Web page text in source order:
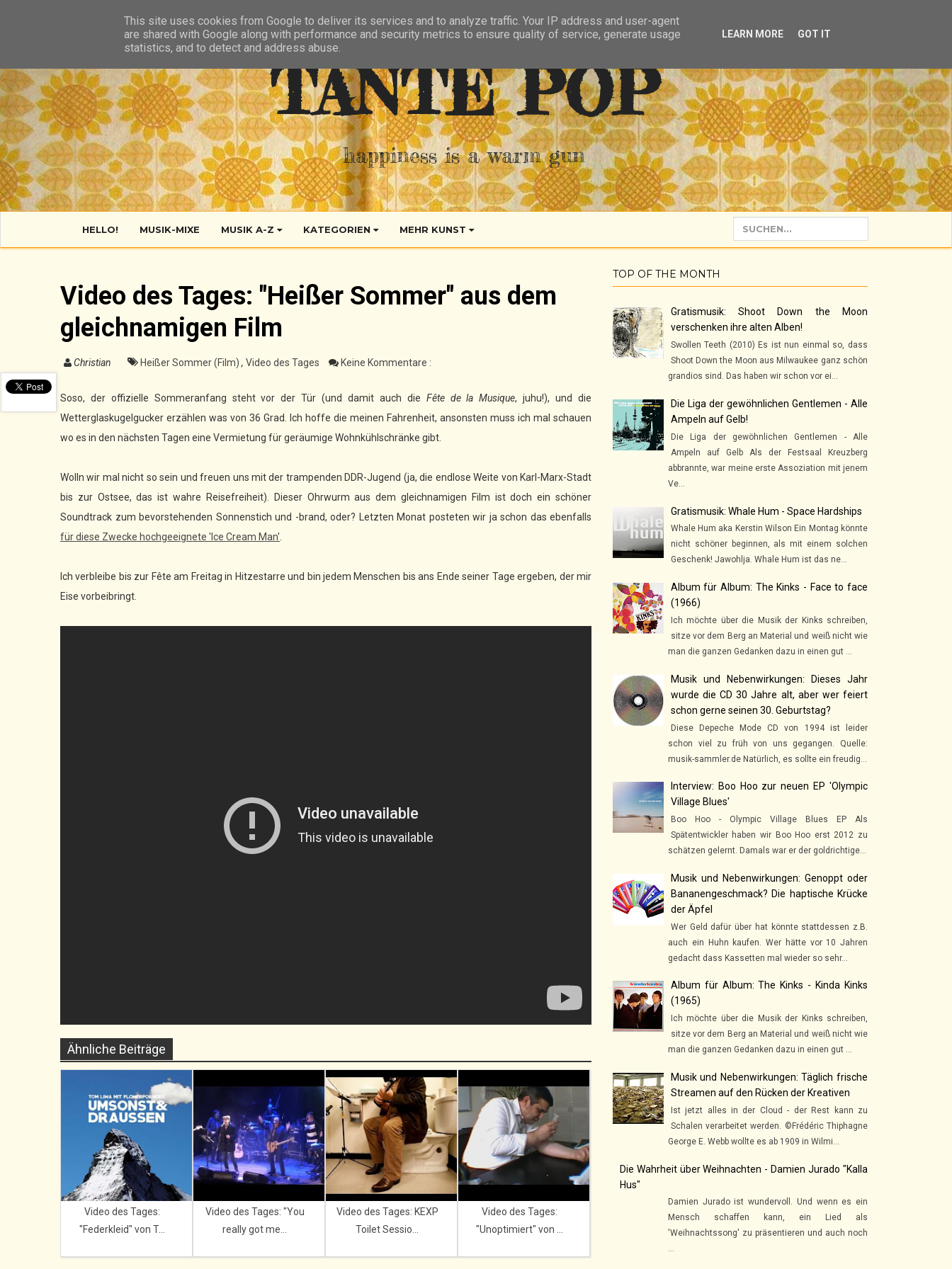
TANTE POP
happiness is a warm gun
HELLO! MUSIK-MIXE MUSIK A-Z KATEGORIEN MEHR KUNST
Video des Tages: "Heißer Sommer" aus dem
gleichnamigen Film
Christian Heißer Sommer (Film) , Video des Tages Keine Kommentare :
Soso, der offizielle Sommeranfang steht vor der Tür (und damit auch die Fête de la Musique, juhu!), und die
Wetterglaskugelgucker erzählen was von 36 Grad. Ich hoffe die meinen Fahrenheit, ansonsten muss ich mal schauen
wo es in den nächsten Tagen eine Vermietung für geräumige Wohnkühlschränke gibt.
Wolln wir mal nicht so sein und freuen uns mit der trampenden DDR-Jugend (ja, die endlose Weite von Karl-Marx-Stadt
bis zur Ostsee, das ist wahre Reisefreiheit). Dieser Ohrwurm aus dem gleichnamigen Film ist doch ein schöner
Soundtrack zum bevorstehenden Sonnenstich und -brand, oder? Letzten Monat posteten wir ja schon das ebenfalls
für diese Zwecke hochgeeignete 'Ice Cream Man'
Ich verbleibe bis zur Fête am Freitag in Hitzestarre und bin jedem Menschen bis ans Ende seiner Tage ergeben, der mir
Eise vorbeibringt.
Ähnliche Beiträge
Video des Tages:
"Federkleid" von T...
Video des Tages: "You
really got me...
Video des Tages: KEXP
Toilet Sessio...
Video des Tages:
"Unoptimiert" von ...
TOP OF THE MONTH
Gratismusik: Shoot Down the Moon
verschenken ihre alten Alben!
Swollen Teeth (2010) Es ist nun einmal so, dass
Shoot Down the Moon aus Milwaukee ganz schön
grandios sind. Das haben wir schon vor ei...
Die Liga der gewöhnlichen Gentlemen - Alle
Ampeln auf Gelb!
Die Liga der gewöhnlichen Gentlemen - Alle
Ampeln auf Gelb Als der Festsaal Kreuzberg
abbrannte, war meine erste Assoziation mit jenem
Ve...
Gratismusik: Whale Hum - Space Hardships
Whale Hum aka Kerstin Wilson Ein Montag könnte
nicht schöner beginnen, als mit einem solchen
Geschenk! Jawohlja. Whale Hum ist das ne...
Album für Album: The Kinks - Face to face
(1966)
Ich möchte über die Musik der Kinks schreiben,
sitze vor dem Berg an Material und weiß nicht wie
man die ganzen Gedanken dazu in einen gut ...
Musik und Nebenwirkungen: Dieses Jahr
wurde die CD 30 Jahre alt, aber wer feiert
schon gerne seinen 30. Geburtstag?
Diese Depeche Mode CD von 1994 ist leider
schon viel zu früh von uns gegangen. Quelle:
musik-sammler.de Natürlich, es sollte ein freudig...
Interview: Boo Hoo zur neuen EP 'Olympic
Village Blues'
Boo Hoo - Olympic Village Blues EP Als
Spätentwickler haben wir Boo Hoo erst 2012 zu
schätzen gelernt. Damals war er der goldrichtige...
Musik und Nebenwirkungen: Genoppt oder
Bananengeschmack? Die haptische Krücke
der Äpfel
Wer Geld dafür über hat könnte stattdessen z.B.
auch ein Huhn kaufen. Wer hätte vor 10 Jahren
gedacht dass Kassetten mal wieder so sehr...
Album für Album: The Kinks - Kinda Kinks
(1965)
Ich möchte über die Musik der Kinks schreiben,
sitze vor dem Berg an Material und weiß nicht wie
man die ganzen Gedanken dazu in einen gut ...
Musik und Nebenwirkungen: Täglich frische
Streamen auf den Rücken der Kreativen
Ist jetzt alles in der Cloud - der Rest kann zu
Schalen verarbeitet werden. ©Frédéric Thiphagne
George E. Webb wollte es ab 1909 in Wilmi...
Die Wahrheit über Weihnachten - Damien Jurado "Kalla
Hus"
Damien Jurado ist wundervoll. Und wenn es ein
Mensch schaffen kann, ein Lied als
'Weihnachtssong' zu präsentieren und auch noch
...
This site uses cookies from Google to deliver its services and to analyze traffic. Your IP address and user-agent
are shared with Google along with performance and security metrics to ensure quality of service, generate usage
statistics, and to detect and address abuse.
LEARN MORE GOT IT